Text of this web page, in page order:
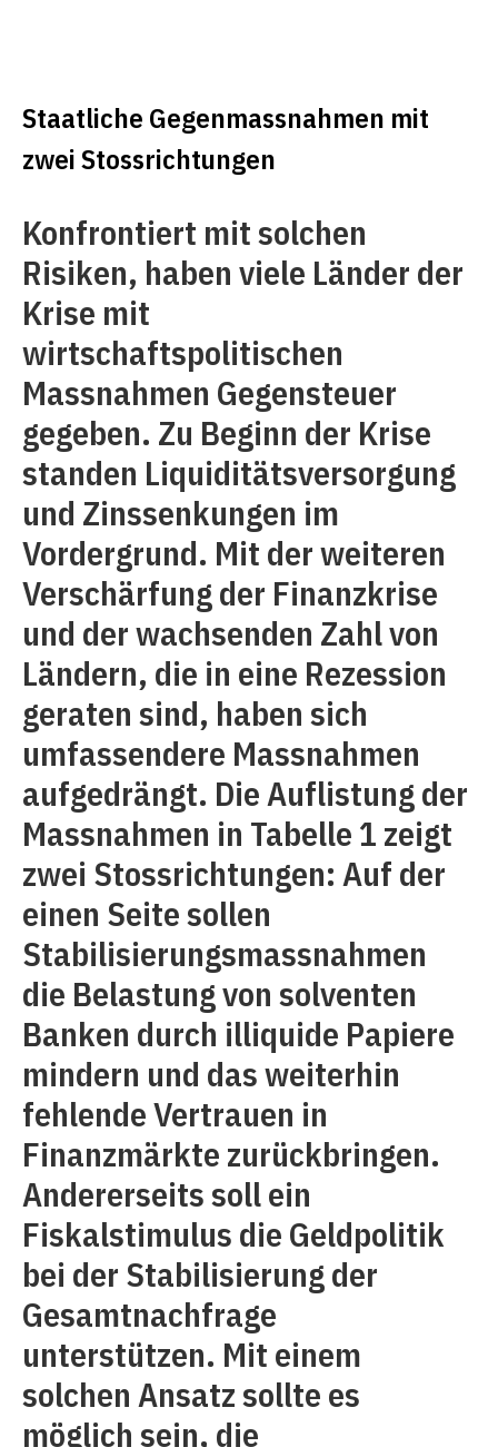
Staatliche Gegenmassnahmen mit
zwei Stossrichtungen
Konfrontiert mit solchen
Risiken, haben viele Länder der
Krise mit
wirtschaftspolitischen
Massnahmen Gegensteuer
gegeben. Zu Beginn der Krise
standen Liquiditätsversorgung
und Zinssenkungen im
Vordergrund. Mit der weiteren
Verschärfung der Finanzkrise
und der wachsenden Zahl von
Ländern, die in eine Rezession
geraten sind, haben sich
umfassendere Massnahmen
aufgedrängt. Die Auflistung der
Massnahmen in Tabelle 1 zeigt
zwei Stossrichtungen: Auf der
einen Seite sollen
Stabilisierungsmassnahmen
die Belastung von solventen
Banken durch illiquide Papiere
mindern und das weiterhin
fehlende Vertrauen in
Finanzmärkte zurückbringen.
Andererseits soll ein
Fiskalstimulus die Geldpolitik
bei der Stabilisierung der
Gesamtnachfrage
unterstützen. Mit einem
solchen Ansatz sollte es
möglich sein, die